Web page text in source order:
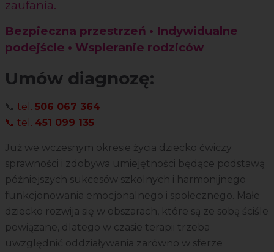
zaufania.
Bezpieczna przestrzeń • Indywidualne
podejście • Wspieranie rodziców
Umów diagnozę:
📞 tel. 506 067 364
📞 tel. 451 099 135
Już we wczesnym okresie życia dziecko ćwiczy
sprawności i zdobywa umiejętności będące podstawą
późniejszych sukcesów szkolnych i harmonijnego
funkcjonowania emocjonalnego i społecznego. Małe
dziecko rozwija się w obszarach, które są ze sobą ściśle
powiązane, dlatego w czasie terapii trzeba
uwzględnić oddziaływania zarówno w sferze